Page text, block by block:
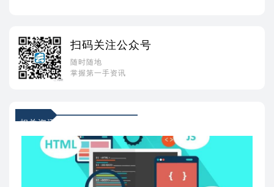
扫码关注公众号
随时随地
掌握第一手资讯
相关资讯